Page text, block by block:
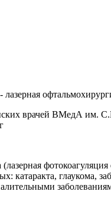
врачей ВМедА им.
катаракта, глаукома,